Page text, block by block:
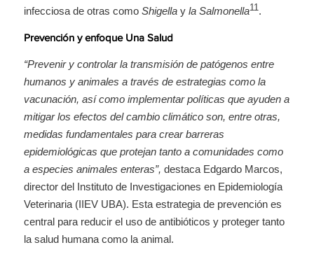
infecciosa de otras como Shigellay la Salmonella11.
Prevención y enfoque Una Salud
“Prevenir y controlar la transmisión de patógenos entre
humanos y animales a través de estrategias como la
vacunación, así como implementar políticas que ayuden a
mitigar los efectos del cambio climático son, entre otras,
medidas fundamentales para crear barreras
epidemiológicas que protejan tanto a comunidades como
a especies animales enteras”, destaca Edgardo Marcos,
director del Instituto de Investigaciones en Epidemiología
Veterinaria (IIEV UBA). Esta estrategia de prevención es
central para reducir el uso de antibióticos y proteger tanto
la salud humana como la animal.